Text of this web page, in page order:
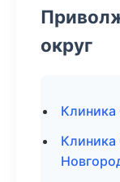
округ